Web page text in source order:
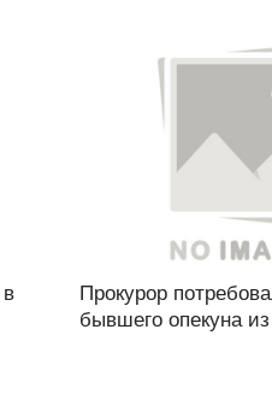
Прокурор
бывшего опекуна